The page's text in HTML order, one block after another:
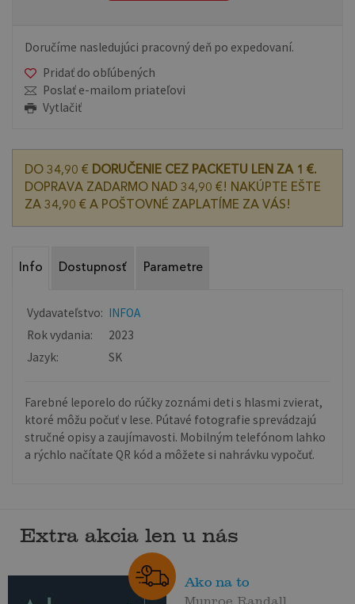
Doručíme nasledujúci pracovný deň po expedovaní.
Pridať do obľúbených
Poslať e-mailom priateľovi
Vytlačiť
DO 34,90 € DORUČENIE CEZ PACKETU LEN ZA 1 €.
DOPRAVA ZADARMO NAD 34,90 €! NAKÚPTE EŠTE
ZA 34,90 € A POŠTOVNÉ ZAPLATÍME ZA VÁS!
Info Dostupnosť Parametre
Vydavateľstvo: INFOA
Rok vydania:
2023
Jazyk:
SK
Farebné leporelo do rúčky zoznámi deti s hlasmi zvierat,
ktoré môžu počuť v lese. Pútavé fotografie sprevádzajú
stručné opisy a zaujímavosti. Mobilným telefónom lahko
a rýchlo načítate QR kód a môžete si nahrávku vypočuť.
Extra akcia len u nás
Ako na to
Munroe Randall